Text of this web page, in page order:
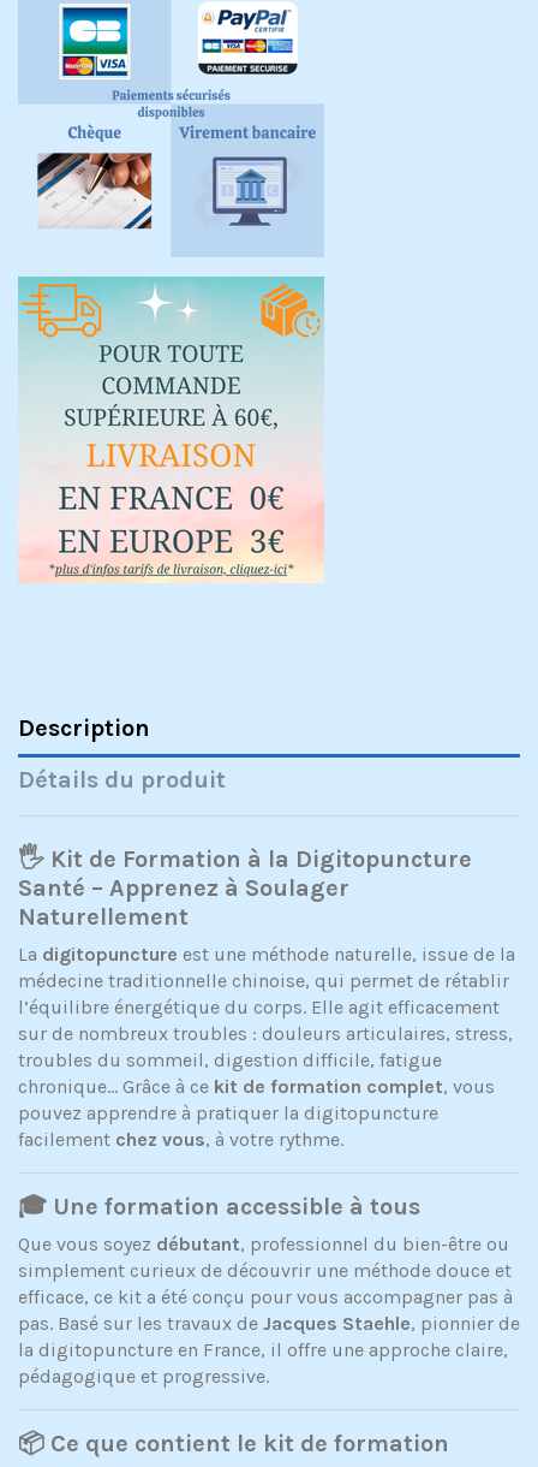
Description
Détails du produit
🖐 Kit de Formation à la Digitopuncture
Santé – Apprenez à Soulager
Naturellement
La digitopuncture est une méthode naturelle, issue de la
médecine traditionnelle chinoise, qui permet de rétablir
l’équilibre énergétique du corps. Elle agit efficacement
sur de nombreux troubles : douleurs articulaires, stress,
troubles du sommeil, digestion difficile, fatigue
chronique… Grâce à ce kit de formation complet, vous
pouvez apprendre à pratiquer la digitopuncture
facilement chez vous, à votre rythme.
🎓 Une formation accessible à tous
Que vous soyez débutant, professionnel du bien-être ou
simplement curieux de découvrir une méthode douce et
efficace, ce kit a été conçu pour vous accompagner pas à
pas. Basé sur les travaux de Jacques Staehle, pionnier de
la digitopuncture en France, il offre une approche claire,
pédagogique et progressive.
📦 Ce que contient le kit de formation